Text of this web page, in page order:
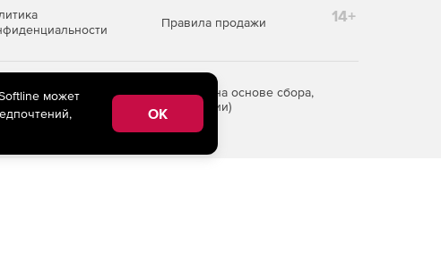
Правила продажи 14+
предоставления информации на основе сбора,
территории Российской Федерации)
может
OK